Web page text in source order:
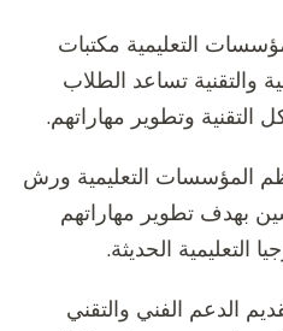
التعليمية مكتبات
والتقنية تساعد الطلاب
وتطوير مهاراتهم.
المؤسسات التعليمية ورش
بهدف تطوير مهاراتهم
التعليمية الحديثة.
الدعم الفني والتقني